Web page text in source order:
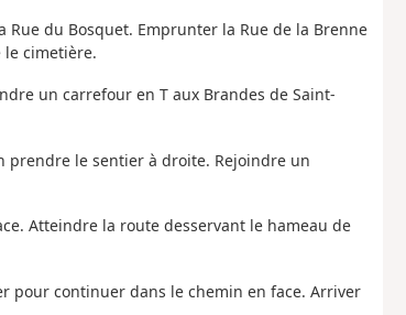
du Bosquet. Emprunter la Rue de la Brenne
le cimetière.
un carrefour en T aux Brandes de Saint-
prendre le sentier à droite. Rejoindre un
Atteindre la route desservant le hameau de
pour continuer dans le chemin en face. Arriver